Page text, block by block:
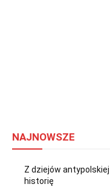
NAJNOWSZE
Z dziejów
historię